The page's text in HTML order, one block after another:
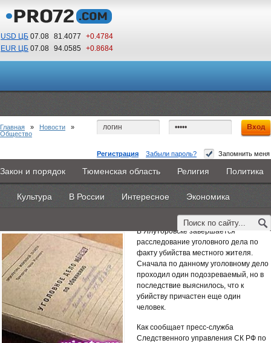
USD ЦБ 07.08 81.4077
+0.4784
EUR ЦБ 07.08 94.0585 +0.8684
15 26
По Гринвичу (GMT +5)
Регистрация Забыли пароль? Запомнить меня
Главная Новости Объявления КНИГИ ВестиNet
Каталоги 9PS Прочее
Закон и порядок Тюменская область Религия Политика
Культура В России Интересное Экономика
Главная » Новости »
Общество
Невменяемый житель Ялуторовска склонил
друга к убийству
В Ялуторовске завершается
расследование уголовного дела по
факту убийства местного жителя.
Сначала по данному уголовному дело
проходил один подозреваемый, но в
последствие выяснилось, что к
убийству причастен еще один
человек.
Как сообщает пресс-служба
Следственного управления СК РФ по